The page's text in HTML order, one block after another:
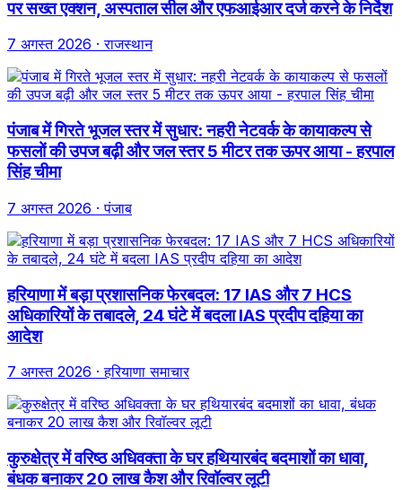
पर सख्त एक्शन, अस्पताल सील और एफआईआर दर्ज करने के निर्देश
7 अगस्त 2026 · राजस्थान
पंजाब में गिरते भूजल स्तर में सुधार: नहरी नेटवर्क के कायाकल्प से
फसलों की उपज बढ़ी और जल स्तर 5 मीटर तक ऊपर आया - हरपाल
सिंह चीमा
7 अगस्त 2026 · पंजाब
हरियाणा में बड़ा प्रशासनिक फेरबदल: 17 IAS और 7 HCS
अधिकारियों के तबादले, 24 घंटे में बदला IAS प्रदीप दहिया का
आदेश
7 अगस्त 2026 · हरियाणा समाचार
कुरुक्षेत्र में वरिष्ठ अधिवक्ता के घर हथियारबंद बदमाशों का धावा,
बंधक बनाकर 20 लाख कैश और रिवॉल्वर लूटी